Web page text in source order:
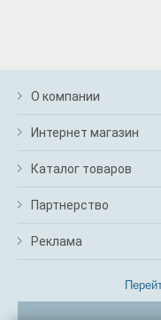
О компании
Интернет магазин
Каталог товаров
Партнерство
Реклама